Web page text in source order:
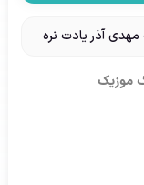
مهدی آذر یادت نره
موزیک